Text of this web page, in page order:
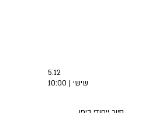
5.12
שישי | 10:00